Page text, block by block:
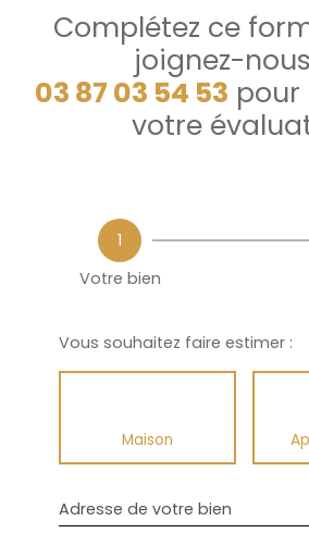
Complétez ce
joignez-
03 87 03 54 53
votre
1
Votre bien
Vous souhaitez faire estimer :
Maison
Adresse de votre bien